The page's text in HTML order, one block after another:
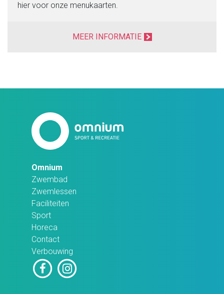
hier voor onze menukaarten.
MEER INFORMATIE
Omnium
Zwembad
Zwemlessen
Faciliteiten
Sport
Horeca
Contact
Verbouwing